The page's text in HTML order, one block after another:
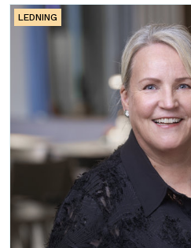
LEDNING